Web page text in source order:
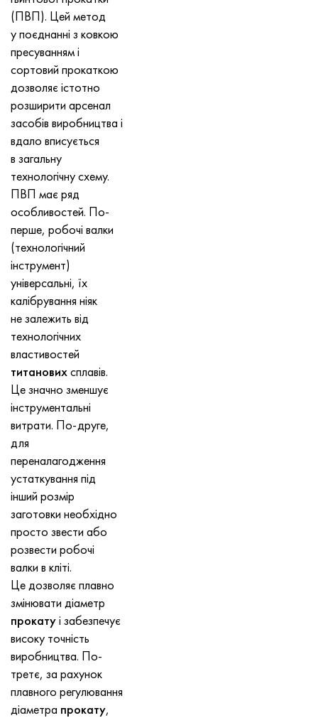
(ПВП). Цей метод
у поєднанні з ковкою
пресуванням і
сортовий прокаткою
дозволяє істотно
розширити арсенал
засобів виробництва і
вдало вписується
в загальну
технологічну схему.
ПВП має ряд
особливостей. По-
перше, робочі валки
(технологічний
інструмент)
універсальні, їх
калібрування ніяк
не залежить від
технологічних
властивостей
титановихсплавів.
Це значно зменшує
інструментальні
витрати. По-друге,
для
переналагодження
устаткування під
інший розмір
заготовки необхідно
просто звести або
розвести робочі
валки в кліті.
Це дозволяє плавно
змінювати діаметр
прокатуі забезпечує
високу точність
виробництва. По-
третє, за рахунок
плавного регулювання
діаметра прокату,
Хастеллой C-276
Хастеллой C2000
Хастеллой 3
Хастеллой x
Удимет 500
Удимет 720
40ХФА, 1.7223, aisi 4142
45Х, 45h, 1.7035
45ХН2МФА, k2425, 45hnmf
А40Г, 44smn28, 1.0762, 46s20